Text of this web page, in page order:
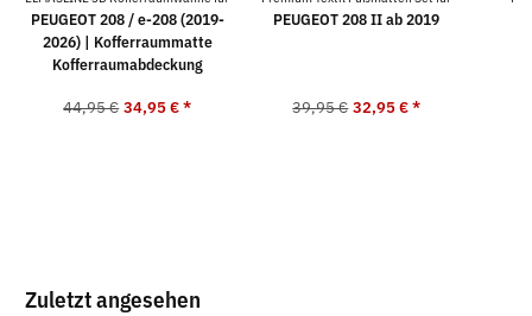
PEUGEOT 208 / e-208 (2019-
2026) | Kofferraummatte
Kofferraumabdeckung
44,95 € 34,95 €*
PEUGEOT 208 II ab 2019
39,95 € 32,95 €*
Zuletzt angesehen